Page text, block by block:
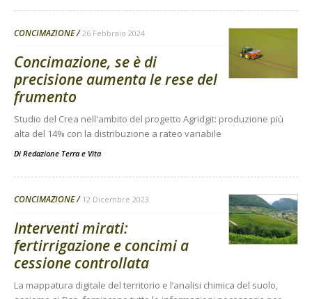
CONCIMAZIONE 26 Febbraio 2024
Concimazione, se è di
precisione aumenta le rese del
frumento
Studio del Crea nell'ambito del progetto Agridgit: produzione più
alta del 14% con la distribuzione a rateo variabile
Di Redazione Terra e Vita
CONCIMAZIONE 12 Dicembre 2023
Interventi mirati:
fertirrigazione e concimi a
cessione controllata
La mappatura digitale del territorio e l’analisi chimica del suolo,